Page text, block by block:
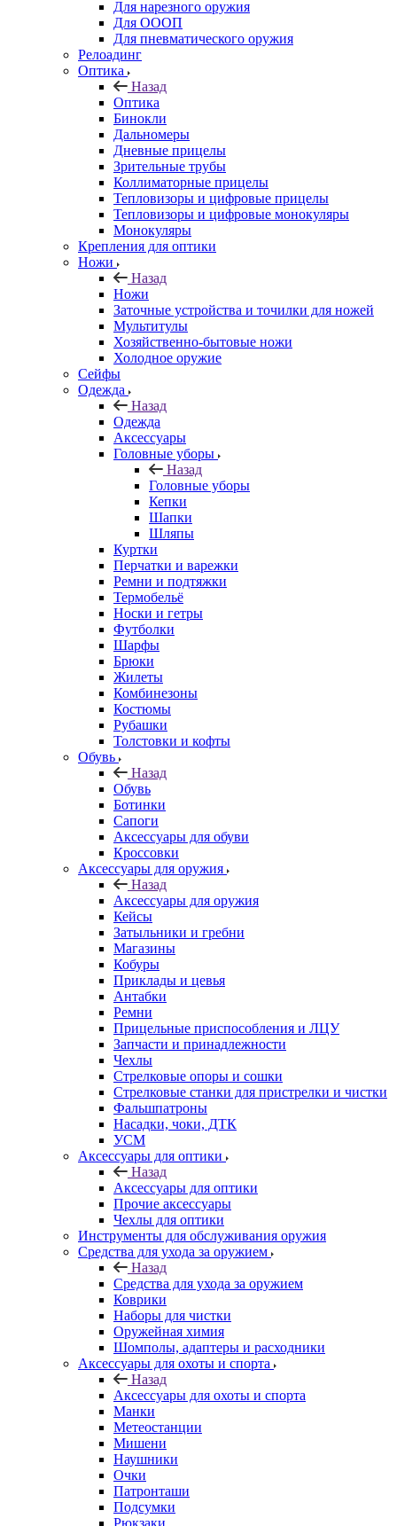
Для нарезного оружия
Для ОООП
Для пневматического оружия
Релоадинг
Оптика
Назад
Оптика
Бинокли
Дальномеры
Дневные прицелы
Зрительные трубы
Коллиматорные прицелы
Тепловизоры и цифровые прицелы
Тепловизоры и цифровые монокуляры
Монокуляры
Крепления для оптики
Ножи
Назад
Ножи
Заточные устройства и точилки для ножей
Мультитулы
Хозяйственно-бытовые ножи
Холодное оружие
Сейфы
Одежда
Назад
Одежда
Аксессуары
Головные уборы
Назад
Головные уборы
Кепки
Шапки
Шляпы
Куртки
Перчатки и варежки
Ремни и подтяжки
Термобельё
Носки и гетры
Футболки
Шарфы
Брюки
Жилеты
Комбинезоны
Костюмы
Рубашки
Толстовки и кофты
Обувь
Назад
Обувь
Ботинки
Сапоги
Аксессуары для обуви
Кроссовки
Аксессуары для оружия
Назад
Аксессуары для оружия
Кейсы
Затыльники и гребни
Магазины
Кобуры
Приклады и цевья
Антабки
Ремни
Прицельные приспособления и ЛЦУ
Запчасти и принадлежности
Чехлы
Стрелковые опоры и сошки
Стрелковые станки для пристрелки и чистки
Фальшпатроны
Насадки, чоки, ДТК
УСМ
Аксессуары для оптики
Назад
Аксессуары для оптики
Прочие аксессуары
Чехлы для оптики
Инструменты для обслуживания оружия
Средства для ухода за оружием
Назад
Средства для ухода за оружием
Коврики
Наборы для чистки
Оружейная химия
Шомполы, адаптеры и расходники
Аксессуары для охоты и спорта
Назад
Аксессуары для охоты и спорта
Манки
Метеостанции
Мишени
Наушники
Очки
Патронташи
Подсумки
Рюкзаки